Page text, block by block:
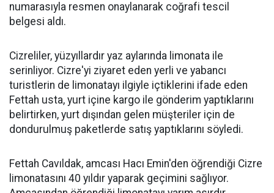
numarasıyla resmen onaylanarak coğrafi tescil
belgesi aldı.
Cizreliler, yüzyıllardır yaz aylarında limonata ile
serinliyor. Cizre'yi ziyaret eden yerli ve yabancı
turistlerin de limonatayı ilgiyle içtiklerini ifade eden
Fettah usta, yurt içine kargo ile gönderim yaptıklarını
belirtirken, yurt dışından gelen müşteriler için de
dondurulmuş paketlerde satış yaptıklarını söyledi.
Fettah Cavıldak, amcası Hacı Emin'den öğrendiği Cizre
limonatasını 40 yıldır yaparak geçimini sağlıyor.